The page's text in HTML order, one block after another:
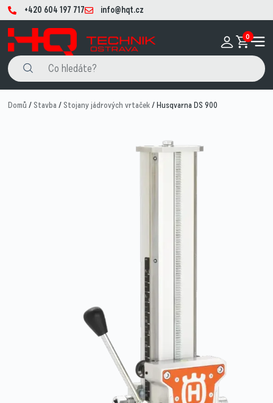
+420 604 197 717 info@hqt.cz
0
Domů /Stavba /Stojany jádrových vrtaček/ Husqvarna DS 900